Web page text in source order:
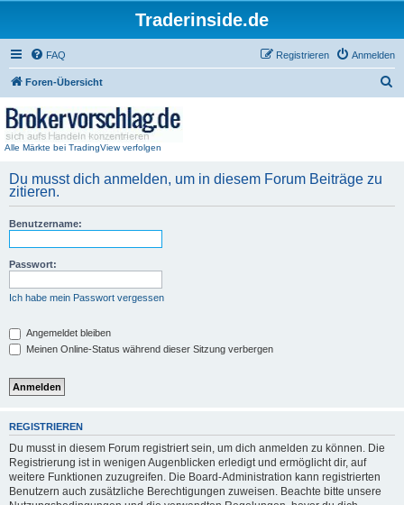
Traderinside.de
FAQ Anmelden
Registrieren
Foren-Übersicht
Alle Märkte bei TradingView verfolgen
Du musst dich anmelden, um in diesem Forum Beiträge zu
zitieren.
Benutzername:
Passwort:
Ich habe mein Passwort vergessen
Angemeldet bleiben
Meinen Online-Status während dieser Sitzung verbergen
REGISTRIEREN
Du musst in diesem Forum registriert sein, um dich anmelden zu können. Die
Registrierung ist in wenigen Augenblicken erledigt und ermöglicht dir, auf
weitere Funktionen zuzugreifen. Die Board-Administration kann registrierten
Benutzern auch zusätzliche Berechtigungen zuweisen. Beachte bitte unsere